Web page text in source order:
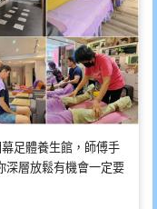
足體養生館，師傅手
深層放鬆有機會一定要